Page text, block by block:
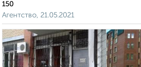
150
Агентство, 21.05.2021